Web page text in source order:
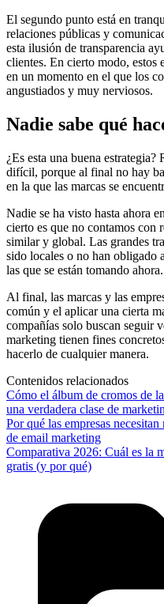
El segundo punto está en
relaciones públicas y
esta ilusión de transparencia
clientes. En cierto modo, estos
en un momento en el que los
angustiados y muy nerviosos.
Nadie sabe qué
¿Es esta una buena
difícil, porque al final no hay
en la que las marcas se
Nadie se ha visto hasta ahora
cierto es que no contamos con
similar y global. Las grandes
sido locales o no han obligado
las que se están tomando ahora.
Al final, las marcas y las
común y el aplicar una cierta
compañías solo buscan seguir
marketing tienen fines
hacerlo de cualquier manera.
Contenidos relacionados
Cómo el álbum de cromos de
una verdadera clase de
Por qué las empresas
de email marketing
Comparativa 2026: Cuál es la
gratis (y por qué)